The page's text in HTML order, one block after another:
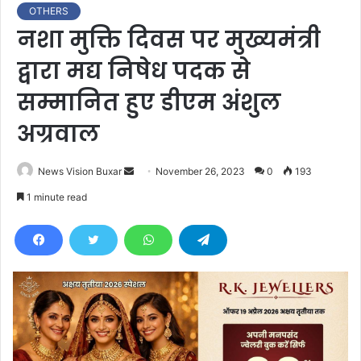
OTHERS
नशा मुक्ति दिवस पर मुख्यमंत्री
द्वारा मद्य निषेध पदक से
सम्मानित हुए डीएम अंशुल
अग्रवाल
News Vision Buxar
d
e
m
a
i
November 26, 2023 0 193
1 minute read